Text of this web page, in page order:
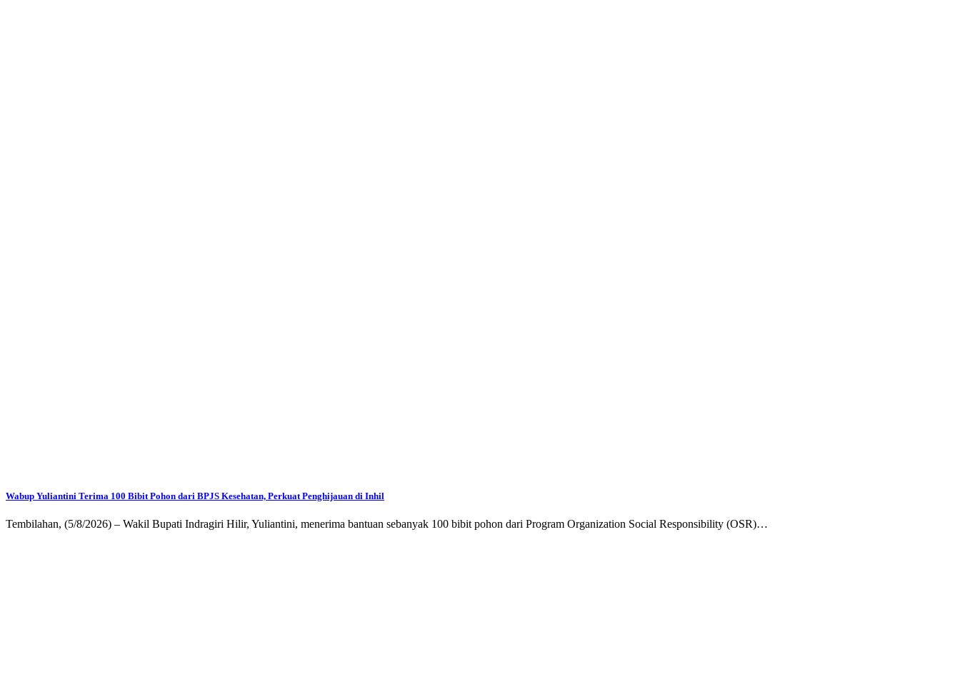
Wabup Yuliantini Terima 100 Bibit Pohon dari BPJS Kesehatan, Perkuat Penghijauan di Inhil
Tembilahan, (5/8/2026) – Wakil Bupati Indragiri Hilir, Yuliantini, menerima bantuan sebanyak 100 bibit pohon dari Program Organization Social Responsibility (OSR)…